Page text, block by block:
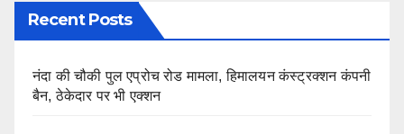
Recent Posts
नंदा की चौकी पुल एप्रोच रोड मामला, हिमालयन कंस्ट्रक्शन कंपनी
बैन, ठेकेदार पर भी एक्शन